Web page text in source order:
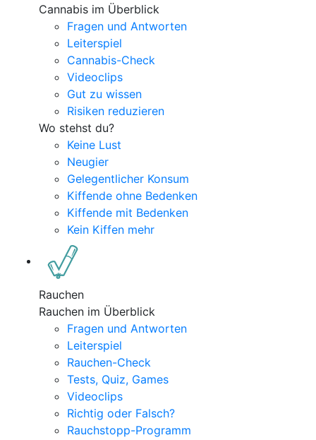
Cannabis im Überblick
Fragen und Antworten
Leiterspiel
Cannabis-Check
Videoclips
Gut zu wissen
Risiken reduzieren
Wo stehst du?
Keine Lust
Neugier
Gelegentlicher Konsum
Kiffende ohne Bedenken
Kiffende mit Bedenken
Kein Kiffen mehr
Rauchen
Rauchen im Überblick
Fragen und Antworten
Leiterspiel
Rauchen-Check
Tests, Quiz, Games
Videoclips
Richtig oder Falsch?
Rauchstopp-Programm